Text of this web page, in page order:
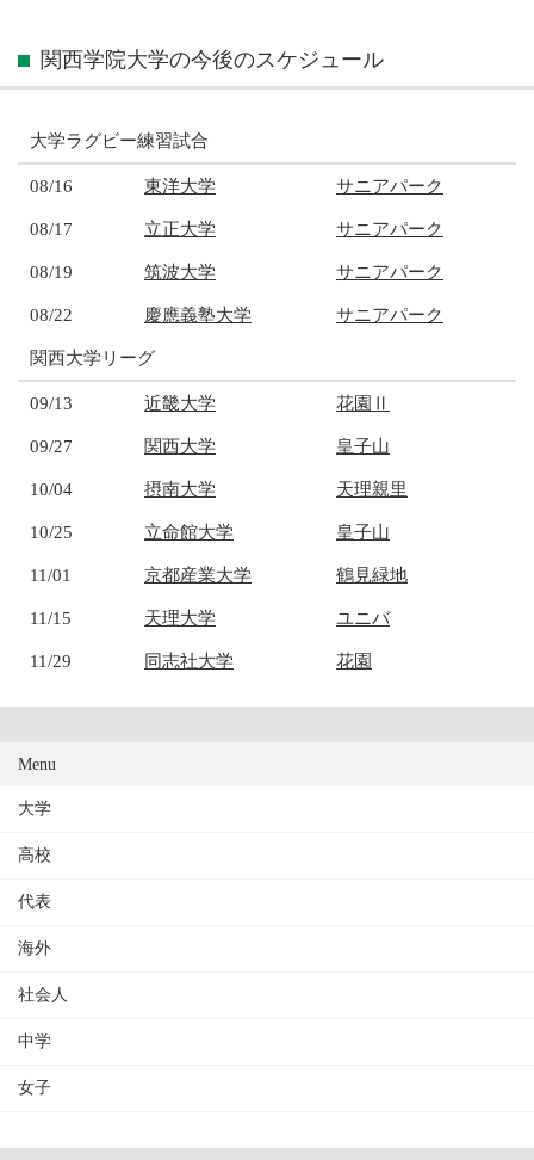
関西学院大学の今後のスケジュール
大学ラグビー練習試合
08/16 東洋大学 サニアパーク
08/17 立正大学 サニアパーク
08/19 筑波大学 サニアパーク
08/22 慶應義塾大学 サニアパーク
関西大学リーグ
09/13 近畿大学 花園Ⅱ
09/27 関西大学 皇子山
10/04 摂南大学 天理親里
10/25 立命館大学 皇子山
11/01 京都産業大学 鶴見緑地
11/15 天理大学 ユニバ
11/29 同志社大学 花園
Menu
大学
高校
代表
海外
社会人
中学
女子